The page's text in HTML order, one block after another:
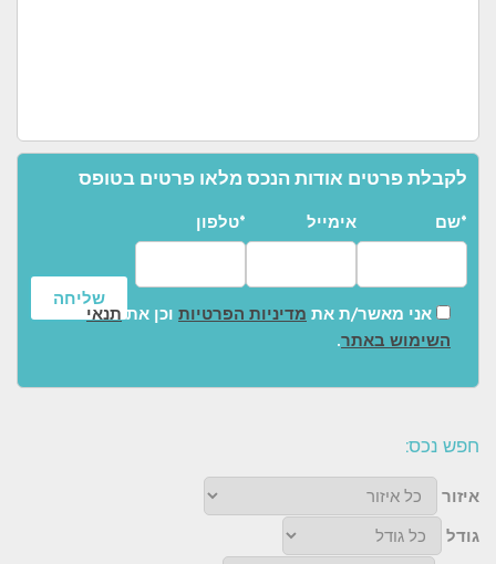
לקבלת פרטים אודות הנכס מלאו פרטים בטופס
שם* אימייל טלפון*
אני מאשר/ת את מדיניות הפרטיות וכן את תנאי
השימוש באתר.
חפש נכס:
איזור
גודל